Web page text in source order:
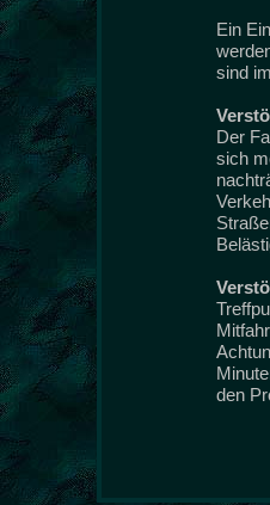
Ein
sind
Der
sich
den